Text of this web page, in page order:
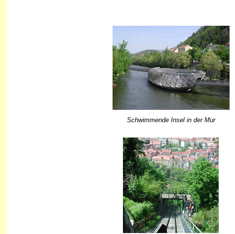
Schwimmende Insel in der Mur